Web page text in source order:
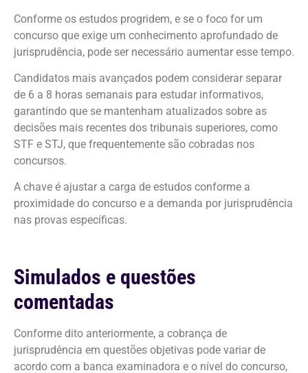
Conforme os estudos progridem, e se o foco for um
concurso que exige um conhecimento aprofundado de
jurisprudência, pode ser necessário aumentar esse tempo.
Candidatos mais avançados podem considerar separar
de 6 a 8 horas semanais para estudar informativos,
garantindo que se mantenham atualizados sobre as
decisões mais recentes dos tribunais superiores, como
STF e STJ, que frequentemente são cobradas nos
concursos.
A chave é ajustar a carga de estudos conforme a
proximidade do concurso e a demanda por jurisprudência
nas provas específicas.
Simulados e questões
comentadas
Conforme dito anteriormente, a cobrança de
jurisprudência em questões objetivas pode variar de
acordo com a banca examinadora e o nível do concurso,